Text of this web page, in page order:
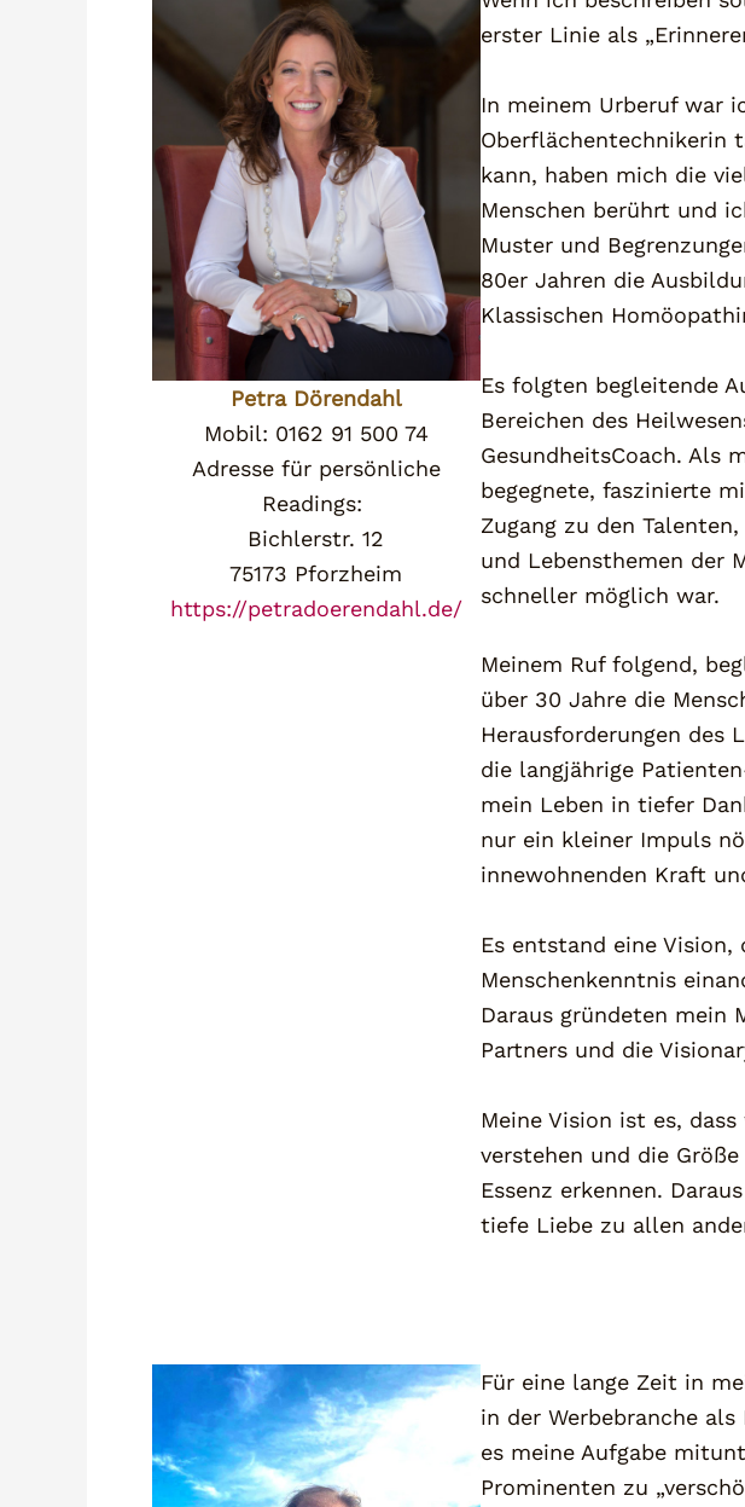
Petra Dörendahl
Mobil: 0162 91 500 74
Adresse für persönliche
Readings:
Bichlerstr. 12
75173 Pforzheim
https://petradoerendahl.de/
erster Linie als
In meinem Urberuf war
Oberflächentechnikerin
kann, haben mich die
Menschen berührt und
Muster und
80er Jahren die
Klassischen
Es folgten begleitende
Bereichen des
GesundheitsCoach. Als
begegnete, faszinierte
Zugang zu den
und Lebensthemen der
schneller möglich war.
Meinem Ruf folgend,
über 30 Jahre die
Herausforderungen des
die langjährige
mein Leben in tiefer
nur ein kleiner Impuls
innewohnenden Kraft
Es entstand eine
Menschenkenntnis
Daraus gründeten mein
Partners und die
Meine Vision ist es,
verstehen und die
Essenz erkennen.
tiefe Liebe zu allen
Für eine lange Zeit in
in der Werbebranche
es meine Aufgabe
Prominenten zu